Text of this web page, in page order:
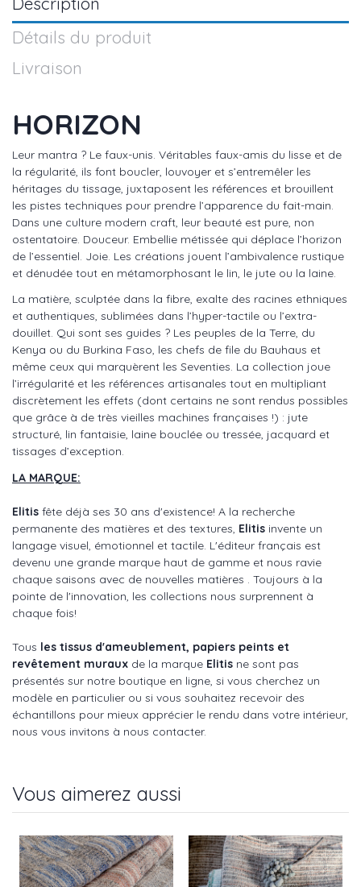
Détails du produit
Livraison
HORIZON
Leur mantra ? Le faux-unis. Véritables faux-amis du lisse et de
la régularité, ils font boucler, louvoyer et s’entremêler les
héritages du tissage, juxtaposent les références et brouillent
les pistes techniques pour prendre l’apparence du fait-main.
Dans une culture modern craft, leur beauté est pure, non
ostentatoire. Douceur. Embellie métissée qui déplace l’horizon
de l’essentiel. Joie. Les créations jouent l’ambivalence rustique
et dénudée tout en métamorphosant le lin, le jute ou la laine.
La matière, sculptée dans la fibre, exalte des racines ethniques
et authentiques, sublimées dans l’hyper-tactile ou l’extra-
douillet. Qui sont ses guides ? Les peuples de la Terre, du
Kenya ou du Burkina Faso, les chefs de file du Bauhaus et
même ceux qui marquèrent les Seventies. La collection joue
l’irrégularité et les références artisanales tout en multipliant
discrètement les effets (dont certains ne sont rendus possibles
que grâce à de très vieilles machines françaises !) : jute
structuré, lin fantaisie, laine bouclée ou tressée, jacquard et
tissages d’exception.
LA MARQUE:
Elitis fête déjà ses 30 ans d'existence! A la recherche
permanente des matières et des textures, Elitis invente un
langage visuel, émotionnel et tactile. L'éditeur français est
devenu une grande marque haut de gamme et nous ravie
chaque saisons avec de nouvelles matières . Toujours à la
pointe de l'innovation, les collections nous surprennent à
chaque fois!
Tous les tissus d'ameublement, papiers peints et
revêtement muraux de la marque Elitis ne sont pas
présentés sur notre boutique en ligne, si vous cherchez un
modèle en particulier ou si vous souhaitez recevoir des
échantillons pour mieux apprécier le rendu dans votre intérieur,
nous vous invitons à nous contacter.
Vous aimerez aussi